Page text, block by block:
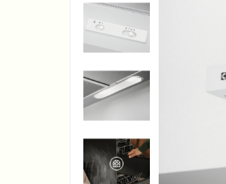
Accesorii si Piese Electrocasnice
Accesorii Piese Frigidere
Congelatoare
Accesorii Piese Aspiratoare